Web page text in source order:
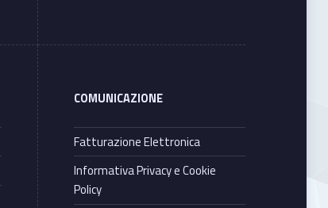
COMUNICAZIONE
Fatturazione Elettronica
Informativa Privacy e Cookie
Policy